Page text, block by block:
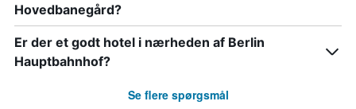
Hovedbanegård?
Er der et godt hotel i nærheden af Berlin
Hauptbahnhof?
Se flere spørgsmål